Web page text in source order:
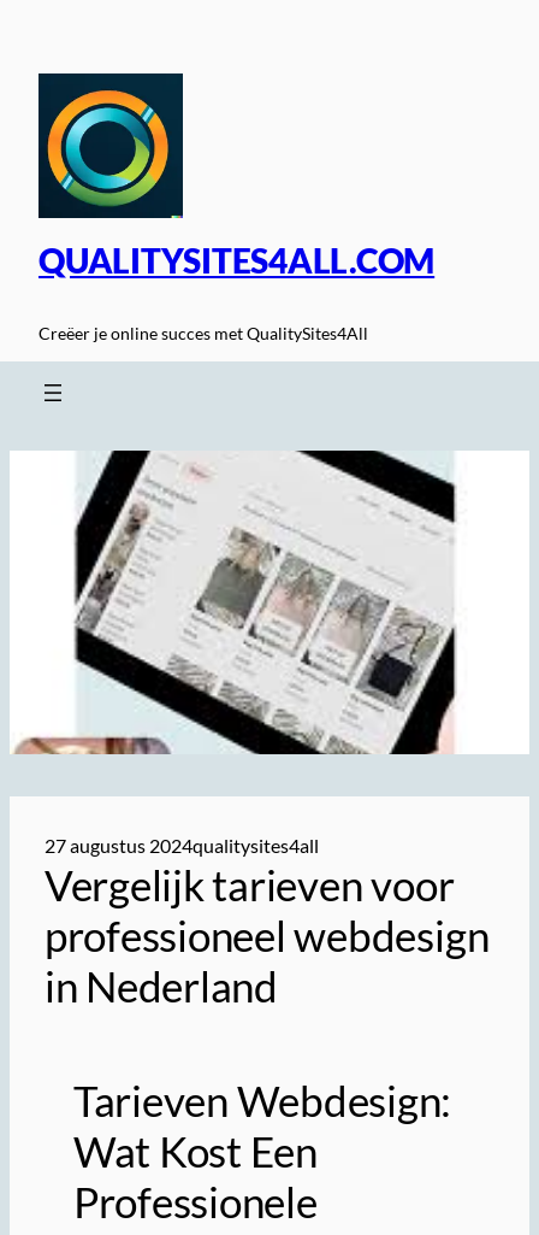
inhoud
QUALITYSITES4ALL.COM
Creëer je online succes met QualitySites4All
27 augustus 2024qualitysites4all
Vergelijk tarieven voor
professioneel webdesign
in Nederland
Tarieven Webdesign:
Wat Kost Een
Professionele